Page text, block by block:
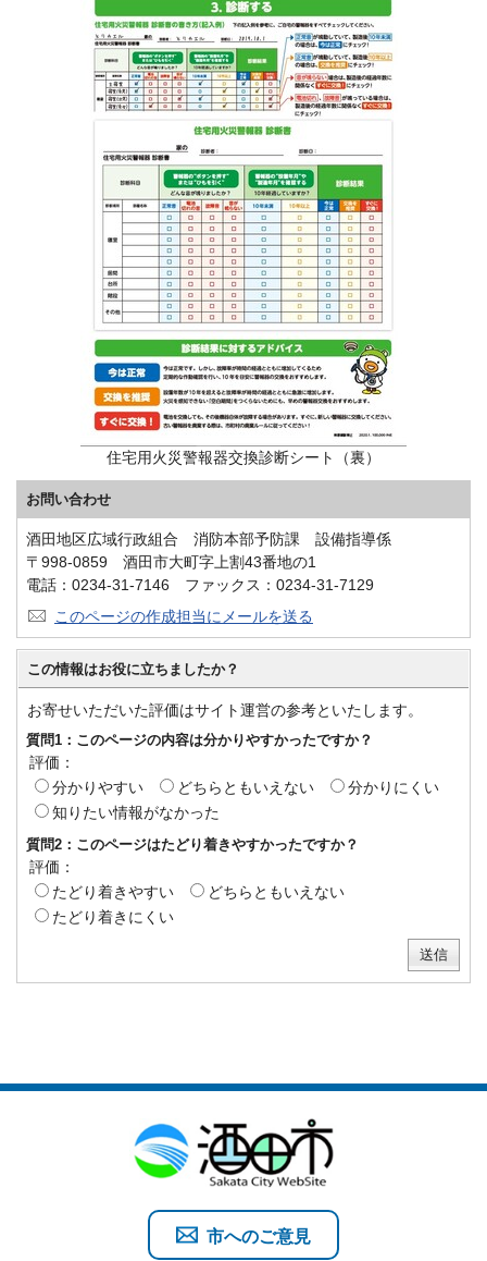
住宅用火災警報器交換診断シート（裏）
お問い合わせ
酒田地区広域行政組合 消防本部予防課 設備指導係
〒998-0859 酒田市大町字上割43番地の1
電話：0234-31-7146 ファックス：0234-31-7129
このページの作成担当にメールを送る
この情報はお役に立ちましたか？
お寄せいただいた評価はサイト運営の参考といたします。
質問1：このページの内容は分かりやすかったですか？
評価：
分かりやすい
どちらともいえない
分かりにくい
知りたい情報がなかった
質問2：このページはたどり着きやすかったですか？
評価：
たどり着きやすい
どちらともいえない
たどり着きにくい
市へのご意見